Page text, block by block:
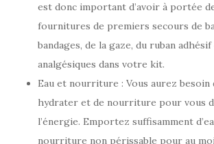
est donc important d’avoir à portée
fournitures de premiers secours de
bandages, de la gaze, du ruban
analgésiques dans votre kit.
Eau et nourriture : Vous aurez besoin
hydrater et de nourriture pour vous
l’énergie. Emportez suffisamment
nourriture non périssable pour au